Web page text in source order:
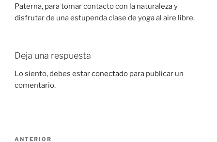
Paterna, para tomar contacto con la naturaleza y
disfrutar de una estupenda clase de yoga al aire libre.
Deja una respuesta
Lo siento, debes estarconectado para publicar un
comentario.
Navegación
Entrada
ANTERIOR